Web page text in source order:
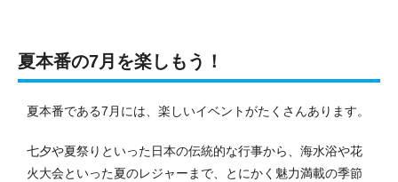
夏本番の7月を楽しもう！
夏本番である7月には、楽しいイベントがたくさんあります。
七夕や夏祭りといった日本の伝統的な行事から、海水浴や花
火大会といった夏のレジャーまで、とにかく魅力満載の季節